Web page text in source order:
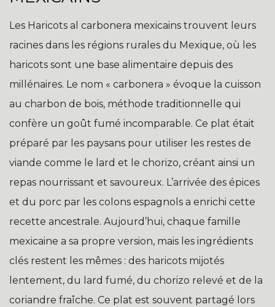
Les Haricots al carbonera mexicains trouvent leurs
racines dans les régions rurales du Mexique, où les
haricots sont une base alimentaire depuis des
millénaires. Le nom « carbonera » évoque la cuisson
au charbon de bois, méthode traditionnelle qui
confère un goût fumé incomparable. Ce plat était
préparé par les paysans pour utiliser les restes de
viande comme le lard et le chorizo, créant ainsi un
repas nourrissant et savoureux. L’arrivée des épices
et du porc par les colons espagnols a enrichi cette
recette ancestrale. Aujourd’hui, chaque famille
mexicaine a sa propre version, mais les ingrédients
clés restent les mêmes : des haricots mijotés
lentement, du lard fumé, du chorizo relevé et de la
coriandre fraîche. Ce plat est souvent partagé lors